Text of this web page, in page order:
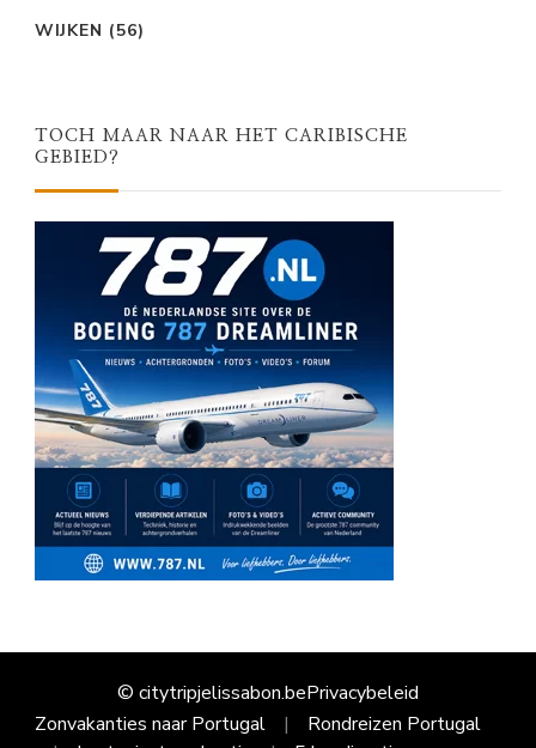
WIJKEN (56)
TOCH MAAR NAAR HET CARIBISCHE
GEBIED?
© citytripjelissabon.bePrivacybeleid
Zonvakanties naar Portugal
Rondreizen Portugal